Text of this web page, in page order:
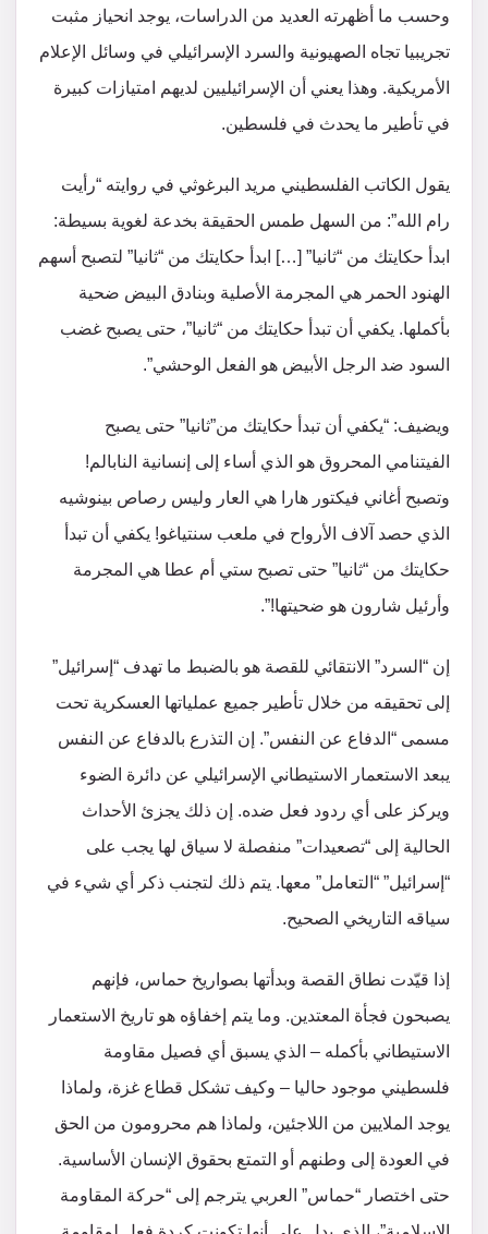
وحسب ما أظهرته العديد من الدراسات، يوجد انحياز مثبت
تجريبيا تجاه الصهيونية والسرد الإسرائيلي في وسائل الإعلام
الأمريكية. وهذا يعني أن الإسرائيليين لديهم امتيازات كبيرة
في تأطير ما يحدث في فلسطين.
يقول الكاتب الفلسطيني مريد البرغوثي في روايته “رأيت
رام الله”: من السهل طمس الحقيقة بخدعة لغوية بسيطة:
ابدأ حكايتك من “ثانيا” […] ابدأ حكايتك من “ثانيا” لتصبح أسهم
الهنود الحمر هي المجرمة الأصلية وبنادق البيض ضحية
بأكملها. يكفي أن تبدأ حكايتك من “ثانيا”، حتى يصبح غضب
السود ضد الرجل الأبيض هو الفعل الوحشي”.
ويضيف: “يكفي أن تبدأ حكايتك من”ثانيا” حتى يصبح
الفيتنامي المحروق هو الذي أساء إلى إنسانية النابالم!
وتصبح أغاني فيكتور هارا هي العار وليس رصاص بينوشيه
الذي حصد آلاف الأرواح في ملعب سنتياغو! يكفي أن تبدأ
حكايتك من “ثانيا” حتى تصبح ستي أم عطا هي المجرمة
وأرئيل شارون هو ضحيتها!”.
إن “السرد” الانتقائي للقصة هو بالضبط ما تهدف “إسرائيل”
إلى تحقيقه من خلال تأطير جميع عملياتها العسكرية تحت
مسمى “الدفاع عن النفس”. إن التذرع بالدفاع عن النفس
يبعد الاستعمار الاستيطاني الإسرائيلي عن دائرة الضوء
ويركز على أي ردود فعل ضده. إن ذلك يجزئ الأحداث
الحالية إلى “تصعيدات” منفصلة لا سياق لها يجب على
“إسرائيل” “التعامل” معها. يتم ذلك لتجنب ذكر أي شيء في
سياقه التاريخي الصحيح.
إذا قيّدت نطاق القصة وبدأتها بصواريخ حماس، فإنهم
يصبحون فجأة المعتدين. وما يتم إخفاؤه هو تاريخ الاستعمار
الاستيطاني بأكمله – الذي يسبق أي فصيل مقاومة
فلسطيني موجود حاليا – وكيف تشكل قطاع غزة، ولماذا
يوجد الملايين من اللاجئين، ولماذا هم محرومون من الحق
في العودة إلى وطنهم أو التمتع بحقوق الإنسان الأساسية.
حتى اختصار “حماس” العربي يترجم إلى “حركة المقاومة